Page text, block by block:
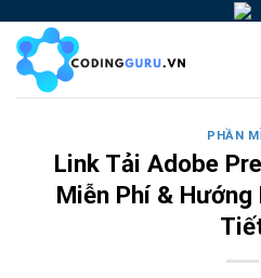
content
PHẦN
Link Tải Adobe
Miễn Phí & Hướng